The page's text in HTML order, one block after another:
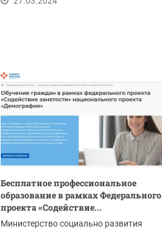
Бесплатное профессиональное
образование в рамках Федерального
проекта «Содействие...
Министерство социально развития